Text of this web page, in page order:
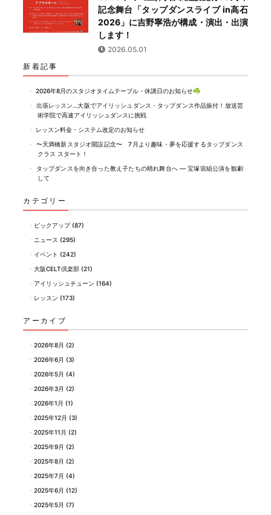
記念舞台「タップダンスライブ in高石
2026」に吉野寧浩が構成・演出・出演
します！
2026.05.01
新着記事
2026年8月のスタジオタイムテーブル・休講日のお知らせ☘️
出張レッスン…大阪でアイリッシュダンス・タップダンス作品振付！放送芸
術学院で高速アイリッシュダンスに挑戦
レッスン料金・システム改定のお知らせ
〜天満橋新スタジオ開設記念〜 7月より趣味・夢を応援するタップダンス
クラス スタート！
タップダンスを向き合った教え子たちの晴れ舞台へ ― 宝塚宙組公演を観劇
して
カテゴリー
ピックアップ(87)
ニュース (295)
イベント (242)
大阪CELT倶楽部 (21)
アイリッシュチューン (164)
レッスン (173)
アーカイブ
2026年8月 (2)
2026年6月 (3)
2026年5月 (4)
2026年3月 (2)
2026年1月 (1)
2025年12月 (3)
2025年11月 (2)
2025年9月 (2)
2025年8月 (2)
2025年7月 (4)
2025年6月 (12)
2025年5月 (7)